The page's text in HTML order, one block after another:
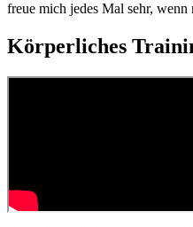
freue mich jedes Mal sehr,
Körperliches